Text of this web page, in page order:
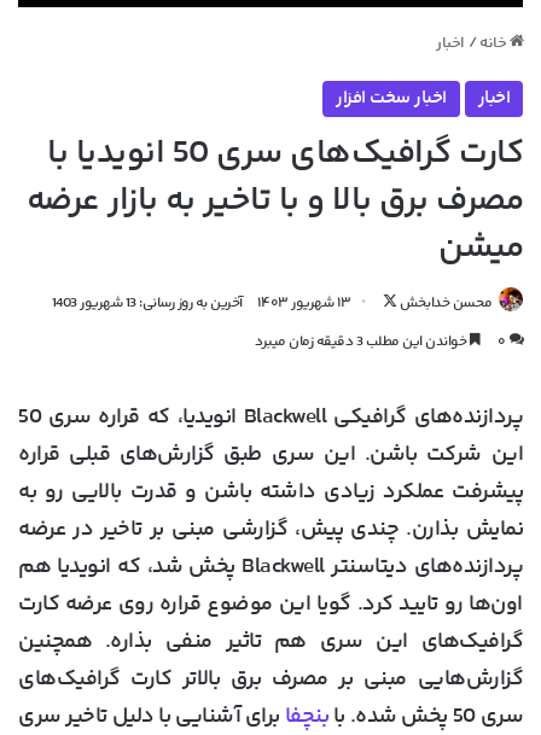
خانه / اخبار
اخبار اخبار سخت افزار
کارت گرافیک‌های سری 50 انویدیا با
مصرف برق بالا و با تاخیر به بازار عرضه
میشن
محسن خدابخش
دنبال
کردن
۱۳ شهریور ۱۴۰۳
آخرین به روز رسانی: 13 شهریور 1403
۰
خواندن این مطلب 3 دقیقه زمان میبرد
پردازنده‌های گرافیکی Blackwell انویدیا، که قراره سری 50
این شرکت باشن. این سری طبق گزارش‌های قبلی قراره
پیشرفت عملکرد زیادی داشته باشن و قدرت بالایی رو به
نمایش بذارن. چندی پیش، گزارشی مبنی بر تاخیر در عرضه
پردازنده‌های دیتاسنتر Blackwell پخش شد، که انویدیا هم
اون‌ها رو تایید کرد. گویا این موضوع قراره روی عرضه کارت
گرافیک‌های این سری هم تاثیر منفی بذاره. همچنین
گزارش‌هایی مبنی بر مصرف برق بالاتر کارت گرافیک‌های
سری 50 پخش شده. با
بنچفا برای آشنایی با دلیل تاخیر سری